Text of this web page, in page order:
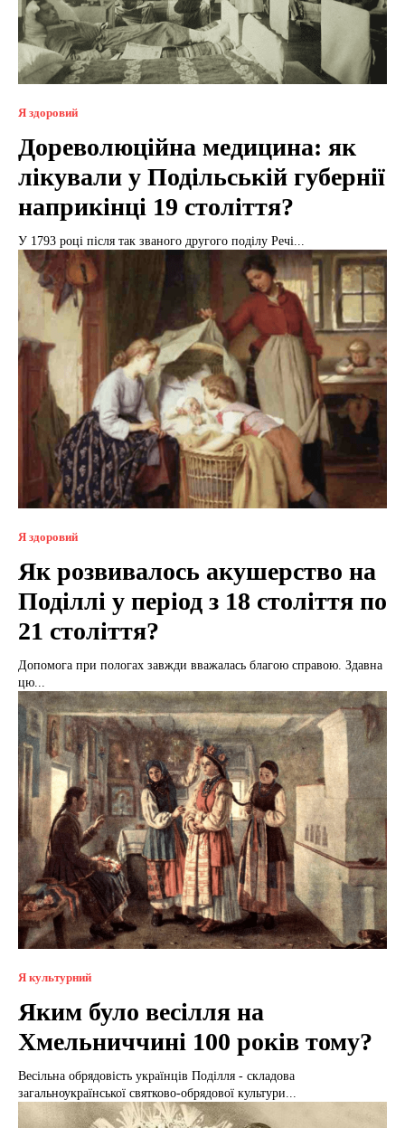
Я здоровий
Дореволюційна медицина: як
лікували у Подільській губернії
наприкінці 19 століття?
У 1793 році після так званого другого поділу Речі...
Я здоровий
Як розвивалось акушерство на
Поділлі у період з 18 століття по
21 століття?
Допомога при пологах завжди вважалась благою справою. Здавна
цю...
Я культурний
Яким було весілля на
Хмельниччині 100 років тому?
Весільна обрядовість українців Поділля - складова
загальноукраїнської святково-обрядової культури...